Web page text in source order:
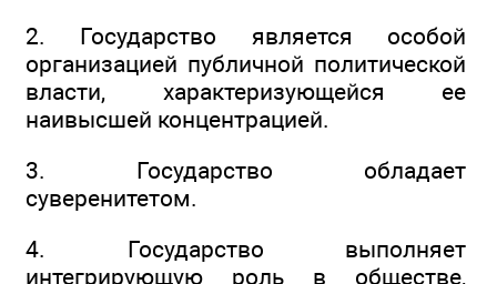
2. Государство является особой
организацией публичной политической
власти, характеризующейся ее
наивысшей концентрацией.
3. Государство обладает
суверенитетом.
4. Государство выполняет
интегрирующую роль в обществе,